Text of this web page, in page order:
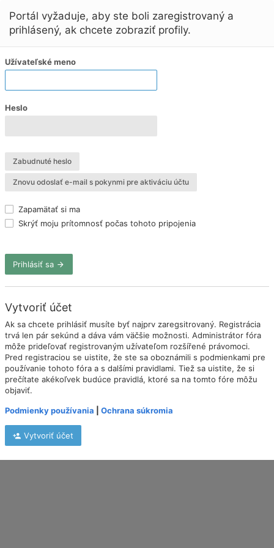
Portál vyžaduje, aby ste boli zaregistrovaný a
prihlásený, ak chcete zobraziť profily.
Užívateľské meno
Heslo
Zabudnuté heslo
Znovu odoslať e-mail s pokynmi pre aktiváciu účtu
Zapamätať si ma
Skrýť moju prítomnosť počas tohoto pripojenia
Prihlásiť sa
Vytvoriť účet
Ak sa chcete prihlásiť musíte byť najprv zaregsitrovaný. Registrácia
trvá len pár sekúnd a dáva vám väčšie možnosti. Administrátor fóra
môže prideľovať registrovaným užívateľom rozšířené právomoci.
Pred registraciou se uistite, že ste sa oboznámili s podmienkami pre
používanie tohoto fóra a s dalšími pravidlami. Tiež sa uistite, že si
prečítate akékoľvek budúce pravidlá, ktoré sa na tomto fóre môžu
objaviť.
Podmienky používania Ochrana súkromia
Vytvoriť účet